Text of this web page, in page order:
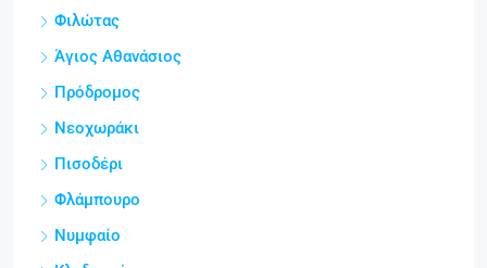
Φιλώτας
Άγιος Αθανάσιος
Πρόδρομος
Νεοχωράκι
Πισοδέρι
Φλάμπουρο
Νυμφαίο